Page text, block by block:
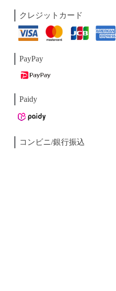
クレジットカード
PayPay
Paidy
コンビニ/銀行振込